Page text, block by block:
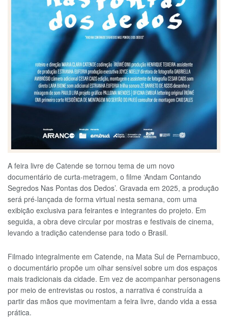
A feira livre de Catende se tornou tema de um novo
documentário de curta-metragem, o filme ‘Andam Contando
Segredos Nas Pontas dos Dedos’. Gravada em 2025, a produção
será pré-lançada de forma virtual nesta semana, com uma
exibição exclusiva para feirantes e integrantes do projeto. Em
seguida, a obra deve circular por mostras e festivais de cinema,
levando a tradição catendense para todo o Brasil.
Filmado integralmente em Catende, na Mata Sul de Pernambuco,
o documentário propõe um olhar sensível sobre um dos espaços
mais tradicionais da cidade. Em vez de acompanhar personagens
por meio de entrevistas ou rostos, a narrativa é construída a
partir das mãos que movimentam a feira livre, dando vida a essa
prática.